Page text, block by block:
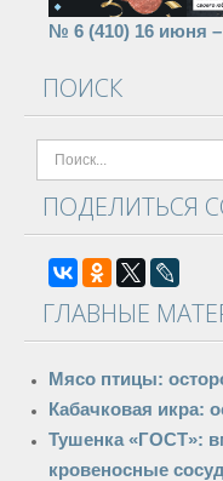
№ 6 (410) 16 июня –
ПОИСК
Поиск
ПОДЕЛИТЬСЯ
ГЛАВНЫЕ
Мясо птицы:
Кабачковая икра:
Тушенка «ГОСТ»:
кровеносные